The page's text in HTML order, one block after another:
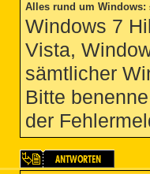
Alles rund um Windows:
Windows 7
Vista,
sämtlicher
Bitte
der